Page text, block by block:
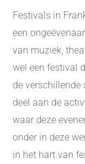
Festivals in
een
van muziek,
wel een festival
de verschillende
deel aan de
waar deze
onder in deze
in het hart van